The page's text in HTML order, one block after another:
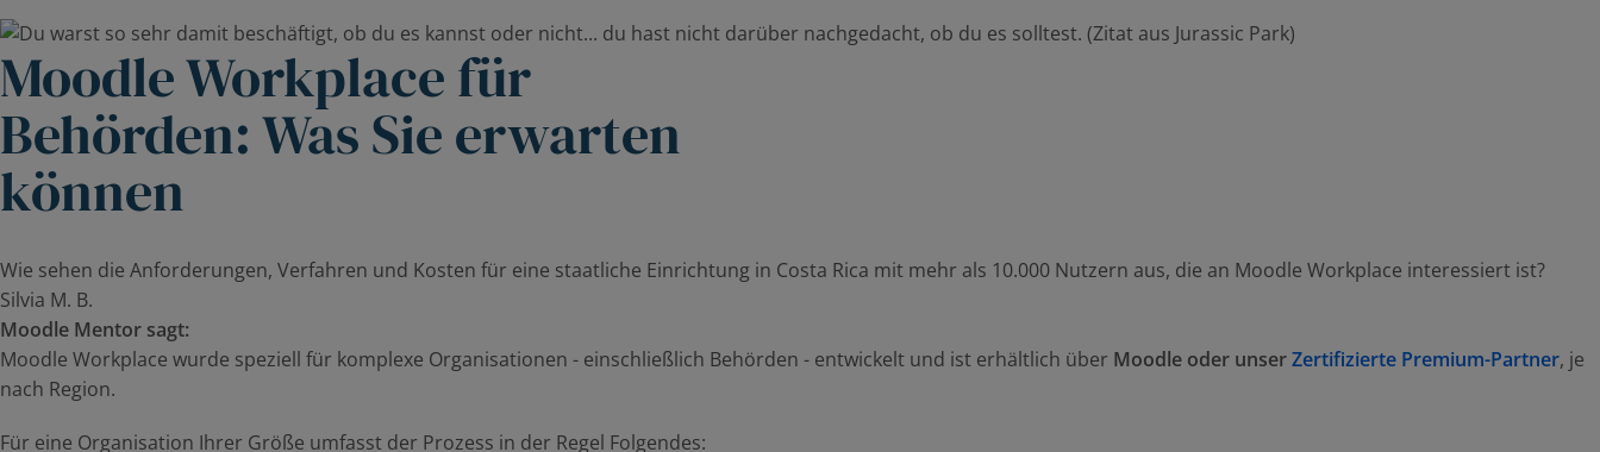
Moodle Workplace für
Behörden: Was Sie erwarten
können
Wie sehen die Anforderungen, Verfahren und Kosten für eine staatliche Einrichtung in Costa Rica mit mehr als 10.000 Nutzern aus, die an Moodle Workplace interessiert ist?
Silvia M. B.
Moodle Mentor sagt:
Moodle Workplace wurde speziell für komplexe Organisationen - einschließlich Behörden - entwickelt und ist erhältlich über Moodle oder unserZertifizierte Premium-Partner, je
nach Region.
Für eine Organisation Ihrer Größe umfasst der Prozess in der Regel Folgendes: